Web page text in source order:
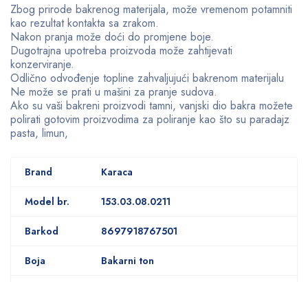
Zbog prirode bakrenog materijala, može vremenom potamniti
kao rezultat kontakta sa zrakom.
Nakon pranja može doći do promjene boje.
Dugotrajna upotreba proizvoda može zahtijevati
konzerviranje.
Odlično odvođenje topline zahvaljujući bakrenom materijalu
Ne može se prati u mašini za pranje sudova.
Ako su vaši bakreni proizvodi tamni, vanjski dio bakra možete
polirati gotovim proizvodima za poliranje kao što su paradajz
pasta, limun,
Brand Karaca
Model br. 153.03.08.0211
Barkod 8697918767501
Boja Bakarni ton